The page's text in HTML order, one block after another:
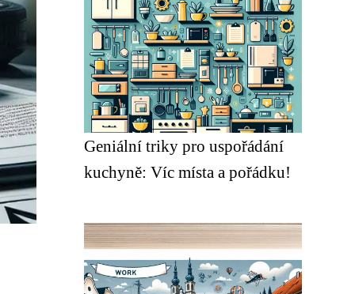
Geniální triky pro uspořádání
kuchyně: Víc místa a pořádku!